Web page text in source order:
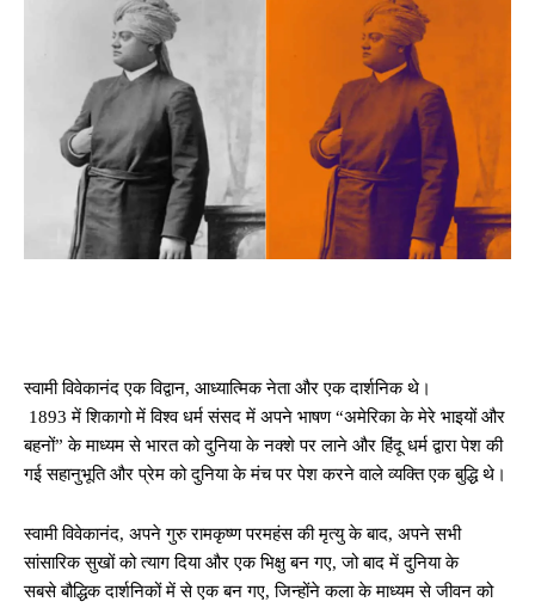
स्वामी विवेकानंद एक विद्वान, आध्यात्मिक नेता और एक दार्शनिक थे।
1893 में शिकागो में विश्व धर्म संसद में अपने भाषण “अमेरिका के मेरे भाइयों और
बहनों” के माध्यम से भारत को दुनिया के नक्शे पर लाने और हिंदू धर्म द्वारा पेश की
गई सहानुभूति और प्रेम को दुनिया के मंच पर पेश करने वाले व्यक्ति एक बुद्धि थे।
स्वामी विवेकानंद, अपने गुरु रामकृष्ण परमहंस की मृत्यु के बाद, अपने सभी
सांसारिक सुखों को त्याग दिया और एक भिक्षु बन गए, जो बाद में दुनिया के
सबसे बौद्धिक दार्शनिकों में से एक बन गए, जिन्होंने कला के माध्यम से जीवन को